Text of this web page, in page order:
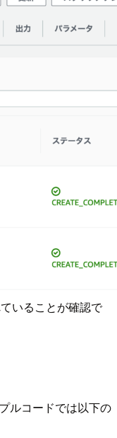
いることが確認で
ルコードでは以下の